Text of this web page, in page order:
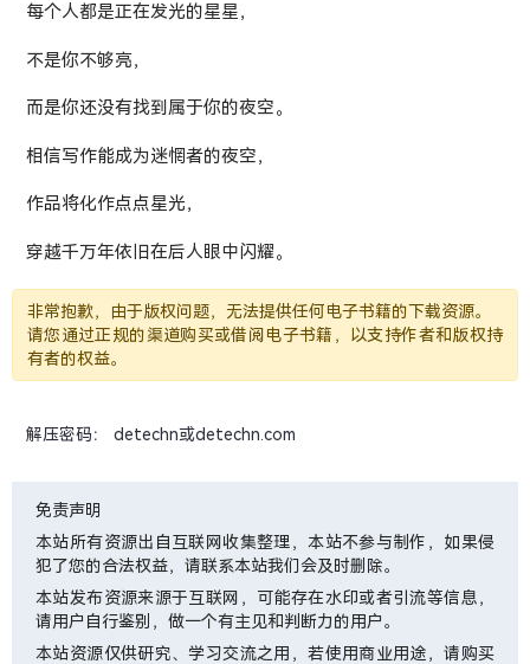
每个人都是正在发光的星星，
不是你不够亮，
而是你还没有找到属于你的夜空。
相信写作能成为迷惘者的夜空，
作品将化作点点星光，
穿越千万年依旧在后人眼中闪耀。
非常抱歉，由于版权问题，无法提供任何电子书籍的下载资源。
请您通过正规的渠道购买或借阅电子书籍，以支持作者和版权持
有者的权益。
解压密码： detechn或detechn.com
免责声明
本站所有资源出自互联网收集整理，本站不参与制作，如果侵
犯了您的合法权益，请联系本站我们会及时删除。
本站发布资源来源于互联网，可能存在水印或者引流等信息，
请用户自行鉴别，做一个有主见和判断力的用户。
本站资源仅供研究、学习交流之用，若使用商业用途，请购买